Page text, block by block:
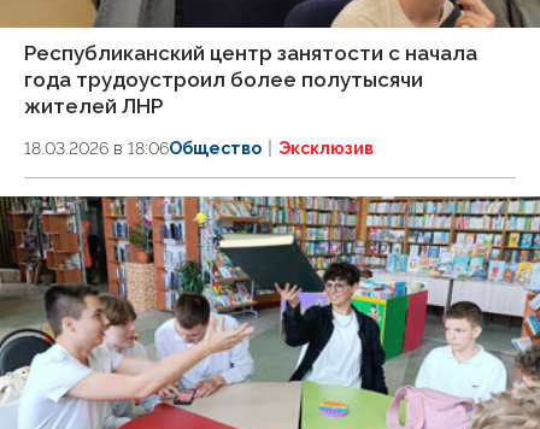
Республиканский центр занятости с начала
года трудоустроил более полутысячи
жителей ЛНР
18.03.2026 в 18:06Общество Эксклюзив